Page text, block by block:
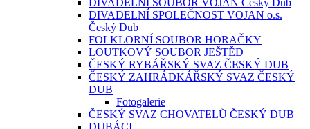
DIVADELNÍ SOUBOR VOJAN Český Dub
DIVADELNÍ SPOLEČNOST VOJAN o.s.
Český Dub
FOLKLORNÍ SOUBOR HORAČKY
LOUTKOVÝ SOUBOR JEŠTĚD
ČESKÝ RYBÁŘSKÝ SVAZ ČESKÝ DUB
ČESKÝ ZAHRÁDKÁŘSKÝ SVAZ ČESKÝ
DUB
Fotogalerie
ČESKÝ SVAZ CHOVATELŮ ČESKÝ DUB
DUBÁCI